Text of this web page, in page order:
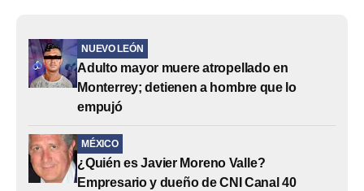
NUEVO LEÓN
Adulto mayor muere atropellado en
Monterrey; detienen a hombre que lo
empujó
MÉXICO
¿Quién es Javier Moreno Valle?
Empresario y dueño de CNI Canal 40